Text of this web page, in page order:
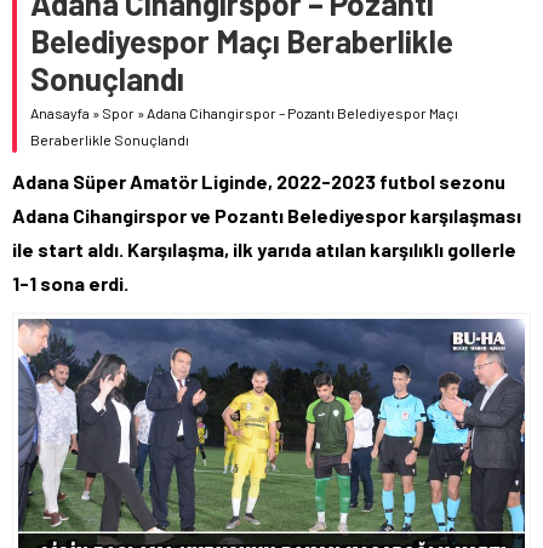
Belediyespor Maçı Beraberlikle
Sonuçlandı
Anasayfa » Spor »Adana Cihangirspor – Pozantı Belediyespor Maçı
Beraberlikle Sonuçlandı
Adana Süper Amatör Liginde, 2022-2023 futbol sezonu
Adana Cihangirspor ve Pozantı Belediyespor karşılaşması
ile start aldı. Karşılaşma, ilk yarıda atılan karşılıklı gollerle
1-1 sona erdi.